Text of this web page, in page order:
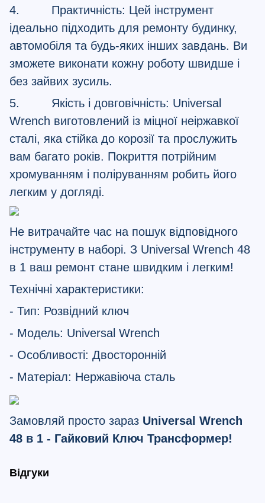
4. Практичність: Цей інструмент
ідеально підходить для ремонту будинку,
автомобіля та будь-яких інших завдань. Ви
зможете виконати кожну роботу швидше і
без зайвих зусиль.
5. Якість і довговічність: Universal
Wrench виготовлений із міцної неіржавкої
сталі, яка стійка до корозії та прослужить
вам багато років. Покриття потрійним
хромуванням і поліруванням робить його
легким у догляді.
Не витрачайте час на пошук відповідного
інструменту в наборі. З Universal Wrench 48
в 1 ваш ремонт стане швидким і легким!
Технічні характеристики:
- Тип: Розвідний ключ
- Модель: Universal Wrench
- Особливості: Двосторонній
- Матеріал: Нержавіюча сталь
Замовляй просто зараз Universal Wrench
48 в 1 - Гайковий Ключ Трансформер!
Відгуки